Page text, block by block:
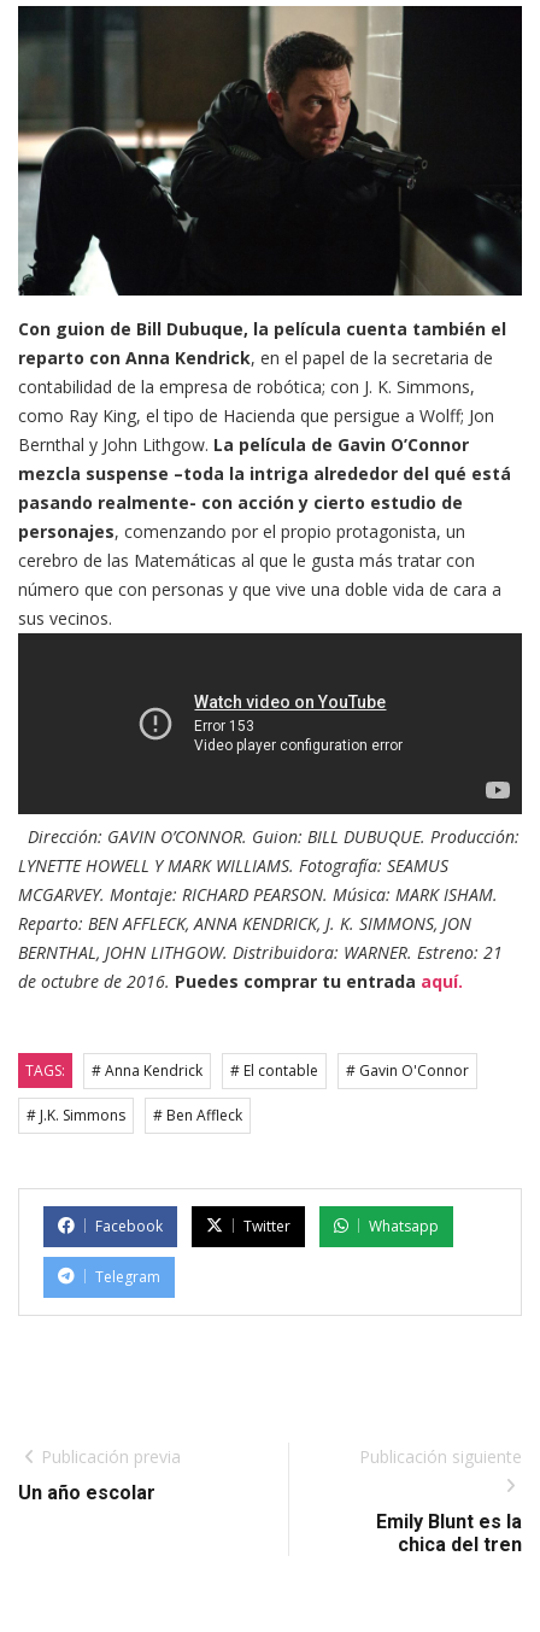
Con guion de Bill Dubuque, la película cuenta también el
reparto con Anna Kendrick, en el papel de la secretaria de
contabilidad de la empresa de robótica; con J. K. Simmons,
como Ray King, el tipo de Hacienda que persigue a Wolff; Jon
Bernthal y John Lithgow. La película de Gavin O’Connor
mezcla suspense –toda la intriga alrededor del qué está
pasando realmente- con acción y cierto estudio de
personajes, comenzando por el propio protagonista, un
cerebro de las Matemáticas al que le gusta más tratar con
número que con personas y que vive una doble vida de cara a
sus vecinos.
Dirección: GAVIN O’CONNOR. Guion: BILL DUBUQUE. Producción:
LYNETTE HOWELL Y MARK WILLIAMS. Fotografía: SEAMUS
MCGARVEY. Montaje: RICHARD PEARSON. Música: MARK ISHAM.
Reparto: BEN AFFLECK, ANNA KENDRICK, J. K. SIMMONS, JON
BERNTHAL, JOHN LITHGOW. Distribuidora: WARNER. Estreno: 21
de octubre de 2016. Puedes comprar tu entrada aquí.
TAGS: # Anna Kendrick # El contable # Gavin O'Connor
# J.K. Simmons # Ben Affleck
Facebook Twitter Whatsapp
Telegram
Publicación previa
Un año escolar
Publicación siguiente
Emily Blunt es la
chica del tren